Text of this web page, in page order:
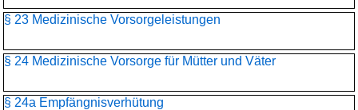
§ 23 Medizinische Vorsorgeleistungen
§ 24 Medizinische Vorsorge für Mütter und Väter
§ 24a Empfängnisverhütung